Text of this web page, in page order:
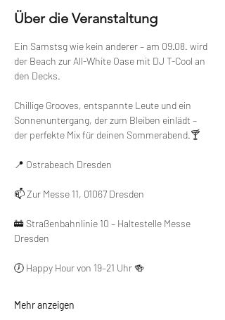
Über die Veranstaltung
Ein Samstsg wie kein anderer – am 09.08. wird
der Beach zur All-White Oase mit DJ T-Cool an
den Decks.
Chillige Grooves, entspannte Leute und ein
Sonnenuntergang, der zum Bleiben einlädt –
der perfekte Mix für deinen Sommerabend.🍸
📍 Ostrabeach Dresden
📫 Zur Messe 11, 01067 Dresden
🚋 Straßenbahnlinie 10 – Haltestelle Messe
Dresden
🕖 Happy Hour von 19–21 Uhr 🍻
Mehr anzeigen